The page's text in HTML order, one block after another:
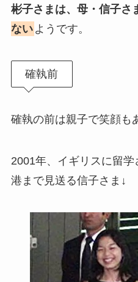
彬子さまは、母・信子さ
ない ようです。
確執前
確執の前は親子で笑顔も
2001年、イギリスに留
港まで見送る信子さま↓